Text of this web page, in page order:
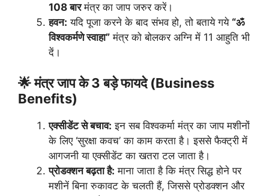
108 बारमंत्र का जाप जरुर करें।
हवन: यदि पूजा करने के बाद संभव हो, तो बताये गये “ॐ
विश्वकर्मणे स्वाहा” मंत्र को बोलकर अग्नि में 11 आहुति भी
दें।
🌟 मंत्र जाप के 3 बड़े फायदे (Business
Benefits)
एक्सीडेंट से बचाव: इन सब विश्वकर्मा मंत्र का जाप मशीनों
के लिए ‘सुरक्षा कवच’ का काम करता है। इससे फैक्ट्री में
आगजनी या एक्सीडेंट का खतरा टल जाता है।
प्रोडक्शन बढ़ता है: माना जाता है कि मंत्र सिद्ध होने पर
मशीनें बिना रुकावट के चलती हैं, जिससे प्रोडक्शन और